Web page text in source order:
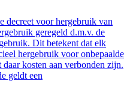
decreet voor hergebruik van
geregeld d.m.v. de
Dit betekent dat elk
hergebruik voor onbepaalde
kosten aan verbonden zijn.
geldt een